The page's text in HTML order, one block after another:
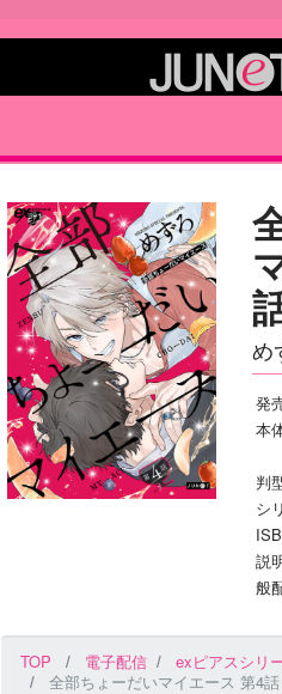
め
発
本
判
シ
説
般
TOP 電子配信
exピアスシリ
全部ちょーだいマイエース 第4話